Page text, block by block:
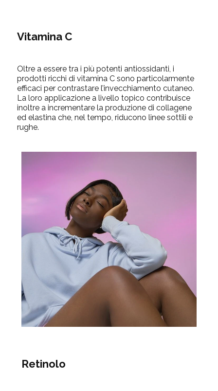
Vitamina C
Oltre a essere tra i più potenti antiossidanti, i
prodotti ricchi di vitamina C sono particolarmente
efficaci per contrastare l’invecchiamento cutaneo.
La loro applicazione a livello topico contribuisce
inoltre a incrementare la produzione di collagene
ed elastina che, nel tempo, riducono linee sottili e
rughe.
Retinolo